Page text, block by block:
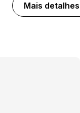
Mais detalhes